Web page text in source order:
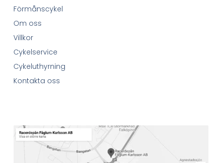
Förmånscykel
Om oss
Villkor
Cykelservice
Cykeluthyrning
Kontakta oss